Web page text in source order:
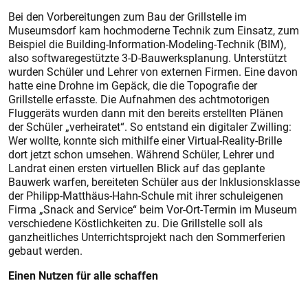
Bei den Vorbereitungen zum Bau der Grillstelle im
Museumsdorf kam hochmoderne Technik zum Einsatz, zum
Beispiel die Building-Information-Modeling-Technik (BIM),
also softwaregestützte 3-D-Bauwerksplanung. Unterstützt
wurden Schüler und Lehrer von externen Firmen. Eine davon
hatte eine Drohne im Gepäck, die die Topografie der
Grillstelle erfasste. Die Aufnahmen des achtmotorigen
Fluggeräts wurden dann mit den bereits erstellten Plänen
der Schüler „verheiratet“. So entstand ein digitaler Zwilling:
Wer wollte, konnte sich mithilfe einer Virtual-Reality-Brille
dort jetzt schon umsehen. Während Schüler, Lehrer und
Landrat einen ersten virtuellen Blick auf das geplante
Bauwerk warfen, bereiteten Schüler aus der Inklusionsklasse
der Philipp-Matthäus-Hahn-Schule mit ihrer schuleigenen
Firma „Snack and Service“ beim Vor-Ort-Termin im Museum
verschiedene Köstlichkeiten zu. Die Grillstelle soll als
ganzheitliches Unterrichtsprojekt nach den Sommerferien
gebaut werden.
Einen Nutzen für alle schaffen